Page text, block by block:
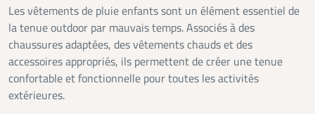
Les vêtements de pluie enfants sont un élément essentiel de
la tenue outdoor par mauvais temps. Associés à des
chaussures adaptées, des vêtements chauds et des
accessoires appropriés, ils permettent de créer une tenue
confortable et fonctionnelle pour toutes les activités
extérieures.